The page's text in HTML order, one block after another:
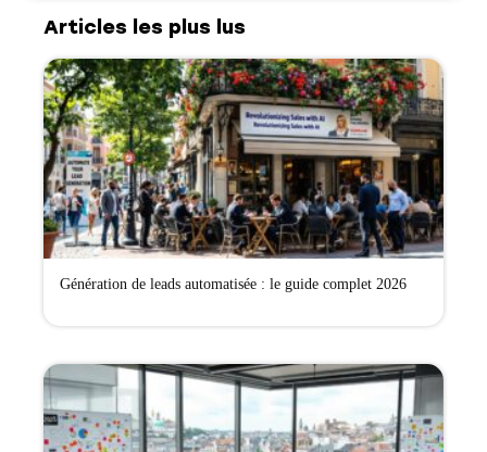
Articles les plus lus
Génération de leads automatisée : le guide complet 2026